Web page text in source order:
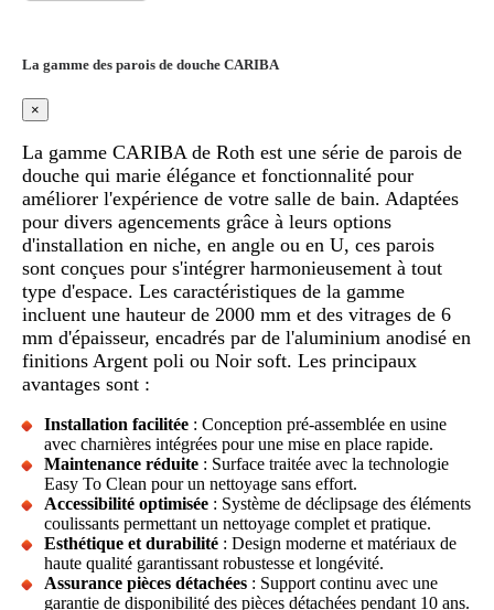
La gamme des parois de douche CARIBA
×
La gamme CARIBA de Roth est une série de parois de
douche qui marie élégance et fonctionnalité pour
améliorer l'expérience de votre salle de bain. Adaptées
pour divers agencements grâce à leurs options
d'installation en niche, en angle ou en U, ces parois
sont conçues pour s'intégrer harmonieusement à tout
type d'espace. Les caractéristiques de la gamme
incluent une hauteur de 2000 mm et des vitrages de 6
mm d'épaisseur, encadrés par de l'aluminium anodisé en
finitions Argent poli ou Noir soft. Les principaux
avantages sont :
Installation facilitée : Conception pré-assemblée en usine
avec charnières intégrées pour une mise en place rapide.
Maintenance réduite : Surface traitée avec la technologie
Easy To Clean pour un nettoyage sans effort.
Accessibilité optimisée : Système de déclipsage des éléments
coulissants permettant un nettoyage complet et pratique.
Esthétique et durabilité : Design moderne et matériaux de
haute qualité garantissant robustesse et longévité.
Assurance pièces détachées : Support continu avec une
garantie de disponibilité des pièces détachées pendant 10 ans.